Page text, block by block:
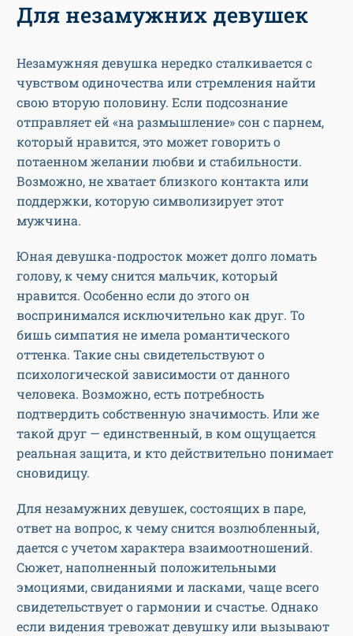
Для незамужних девушек
Незамужняя девушка нередко сталкивается с
чувством одиночества или стремления найти
свою вторую половину. Если подсознание
отправляет ей «на размышление» сон с парнем,
который нравится, это может говорить о
потаенном желании любви и стабильности.
Возможно, не хватает близкого контакта или
поддержки, которую символизирует этот
мужчина.
Юная девушка-подросток может долго ломать
голову, к чему снится мальчик, который
нравится. Особенно если до этого он
воспринимался исключительно как друг. То
бишь симпатия не имела романтического
оттенка. Такие сны свидетельствуют о
психологической зависимости от данного
человека. Возможно, есть потребность
подтвердить собственную значимость. Или же
такой друг — единственный, в ком ощущается
реальная защита, и кто действительно понимает
сновидицу.
Для незамужних девушек, состоящих в паре,
ответ на вопрос, к чему снится возлюбленный,
дается с учетом характера взаимоотношений.
Сюжет, наполненный положительными
эмоциями, свиданиями и ласками, чаще всего
свидетельствует о гармонии и счастье. Однако
если видения тревожат девушку или вызывают